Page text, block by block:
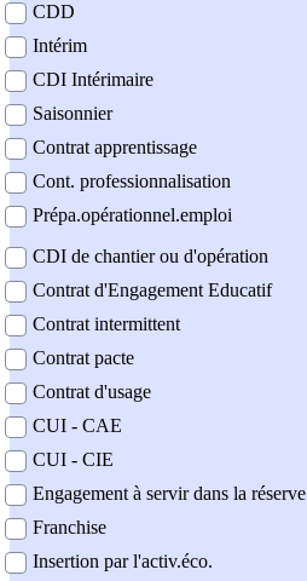
CDD
Intérim
CDI Intérimaire
Saisonnier
Contrat apprentissage
Cont. professionnalisation
Prépa.opérationnel.emploi
CDI de chantier ou d'opération
Contrat d'Engagement Educatif
Contrat intermittent
Contrat pacte
Contrat d'usage
CUI - CAE
CUI - CIE
Engagement à servir dans la réserve
Franchise
Insertion par l'activ.éco.